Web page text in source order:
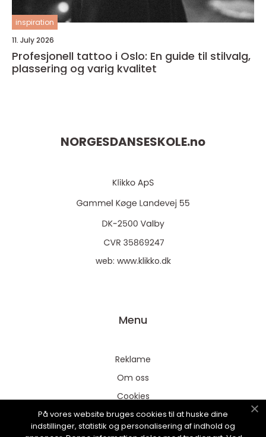
inspiration
11. July 2026
Profesjonell tattoo i Oslo: En guide til stilvalg,
plassering og varig kvalitet
NORGESDANSESKOLE.no
web: www.klikko.dk
Menu
Reklame
Om oss
Cookies
Kontakt Oss
Sitemap
På vores website bruges cookies til at huske dine
indstillinger, statistik og personalisering af indhold og